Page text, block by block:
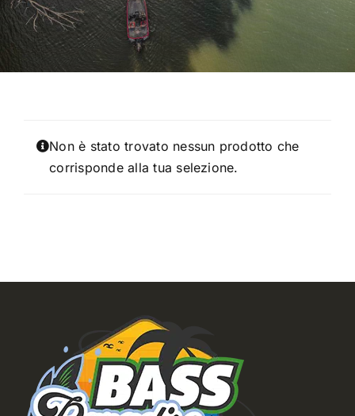
TROUT AREA
SALTWATER
GLOSSARIO
My Account
Non è stato trovato nessun prodotto che
corrisponde alla tua selezione.